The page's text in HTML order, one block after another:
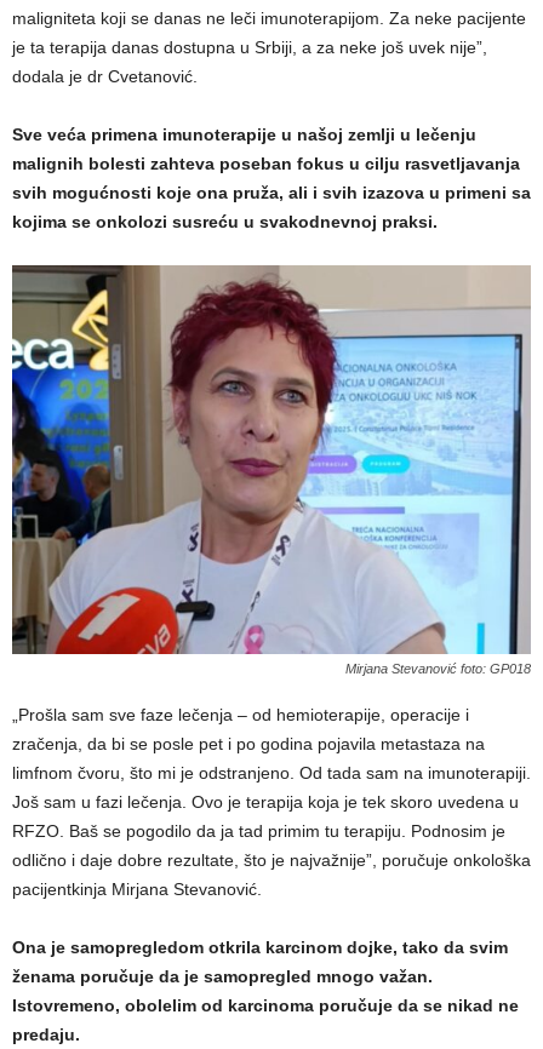
maligniteta koji se danas ne leči imunoterapijom. Za neke pacijente
je ta terapija danas dostupna u Srbiji, a za neke još uvek nije”,
dodala je dr Cvetanović.
Sve veća primena imunoterapije u našoj zemlji u lečenju
malignih bolesti zahteva poseban fokus u cilju rasvetljavanja
svih mogućnosti koje ona pruža, ali i svih izazova u primeni sa
kojima se onkolozi susreću u svakodnevnoj praksi.
Mirjana Stevanović foto: GP018
„Prošla sam sve faze lečenja – od hemioterapije, operacije i
zračenja, da bi se posle pet i po godina pojavila metastaza na
limfnom čvoru, što mi je odstranjeno. Od tada sam na imunoterapiji.
Još sam u fazi lečenja. Ovo je terapija koja je tek skoro uvedena u
RFZO. Baš se pogodilo da ja tad primim tu terapiju. Podnosim je
odlično i daje dobre rezultate, što je najvažnije”, poručuje onkološka
pacijentkinja Mirjana Stevanović.
Ona je samopregledom otkrila karcinom dojke, tako da svim
ženama poručuje da je samopregled mnogo važan.
Istovremeno, obolelim od karcinoma poručuje da se nikad ne
predaju.